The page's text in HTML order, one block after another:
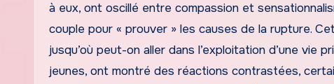
à eux, ont oscillé entre compassion et
couple pour « prouver » les causes de la rupture.
jusqu’où peut-on aller dans l’exploitation d’une vie
jeunes, ont montré des réactions contrastées,